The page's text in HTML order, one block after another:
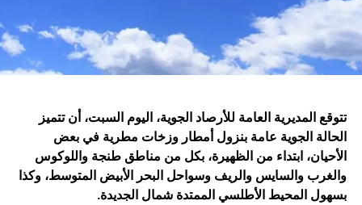
تتوقع المديرية العامة للأرصاد الجوية، اليوم السبت، أن تتميز
الحالة الجوية عامة بنزول أمطار وزخات مطرية في بعض
الأحيان، ابتداء من الظهيرة، بكل من مناطق طنجة واللوكوس
والغرب والسايس والريف وسواحل البحر الأبيض المتوسط، وكذا
بسهول المحيط الأطلسي الممتدة شمال الجديدة.